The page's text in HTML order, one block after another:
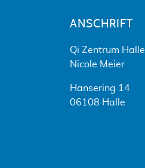
ANSCHRIFT
Qi Zentrum Halle
Nicole Meier
Hansering 14
06108 Halle